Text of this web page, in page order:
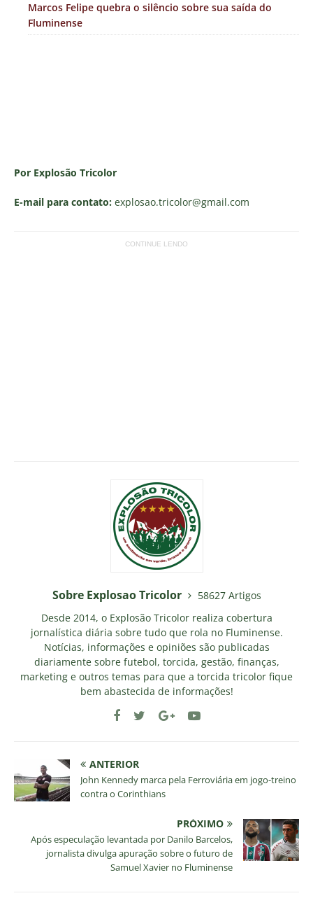
Marcos Felipe quebra o silêncio sobre sua saída do
Fluminense
Por Explosão Tricolor
E-mail para contato: explosao.tricolor@gmail.com
CONTINUE LENDO
Sobre Explosao Tricolor
58627 Artigos
Desde 2014, o Explosão Tricolor realiza cobertura
jornalística diária sobre tudo que rola no Fluminense.
Notícias, informações e opiniões são publicadas
diariamente sobre futebol, torcida, gestão, finanças,
marketing e outros temas para que a torcida tricolor fique
bem abastecida de informações!
ANTERIOR
John Kennedy marca pela Ferroviária em jogo-treino
contra o Corinthians
PRÓXIMO
Após especulação levantada por Danilo Barcelos,
jornalista divulga apuração sobre o futuro de
Samuel Xavier no Fluminense